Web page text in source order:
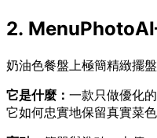
2.
奶油色餐盤上極簡精緻擺
它是什麼： 一款只做優化
它如何忠實地保留真實菜色